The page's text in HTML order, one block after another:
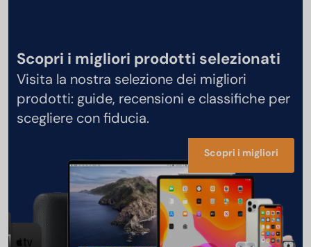
Scopri i migliori prodotti selezionati
Visita la nostra selezione dei migliori
prodotti: guide, recensioni e classifiche per
scegliere con fiducia.
Scopri i migliori